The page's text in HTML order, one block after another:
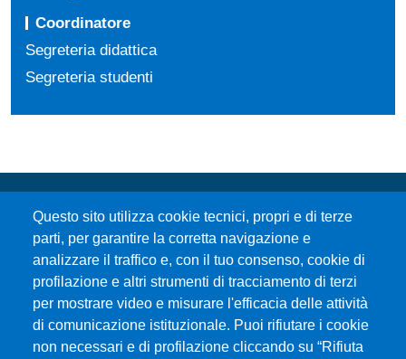
Coordinatore
Segreteria didattica
Segreteria studenti
Questo sito utilizza cookie tecnici, propri e di terze
parti, per garantire la corretta navigazione e
analizzare il traffico e, con il tuo consenso, cookie di
profilazione e altri strumenti di tracciamento di terzi
per mostrare video e misurare l'efficacia delle attività
di comunicazione istituzionale. Puoi rifiutare i cookie
non necessari e di profilazione cliccando su “Rifiuta
Università degli Studi di Messina
Piazza Pugliatti, 1 - 98122 Messina
Cod. Fiscale 80004070837